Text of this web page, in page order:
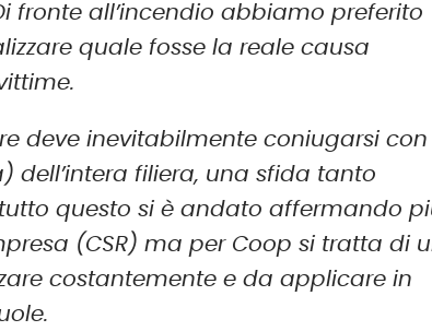
fronte all’incendio abbiamo preferito
quale fosse la reale causa
deve inevitabilmente coniugarsi con
dell’intera filiera, una sfida tanto
questo si è andato affermando
(CSR) ma per Coop si tratta di
costantemente e da applicare in